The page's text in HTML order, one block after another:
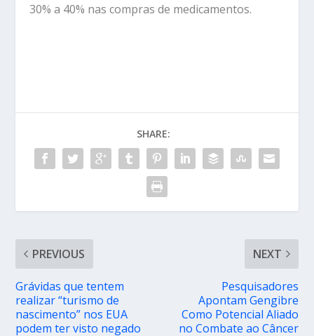
30% a 40% nas compras de medicamentos.
SHARE:
PREVIOUS
Grávidas que tentem
realizar “turismo de
nascimento” nos EUA
podem ter visto negado
NEXT
Pesquisadores
Apontam Gengibre
Como Potencial Aliado
no Combate ao Câncer